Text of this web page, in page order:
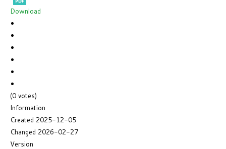
Download
(0 votes)
Information
Created 2025-12-05
Changed 2026-02-27
Version